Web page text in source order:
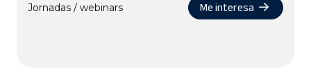
Jornadas / webinars Me interesa